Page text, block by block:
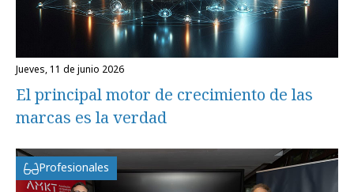
jueves, 11 de junio 2026
El principal motor de crecimiento de las
marcas es la verdad
Profesionales